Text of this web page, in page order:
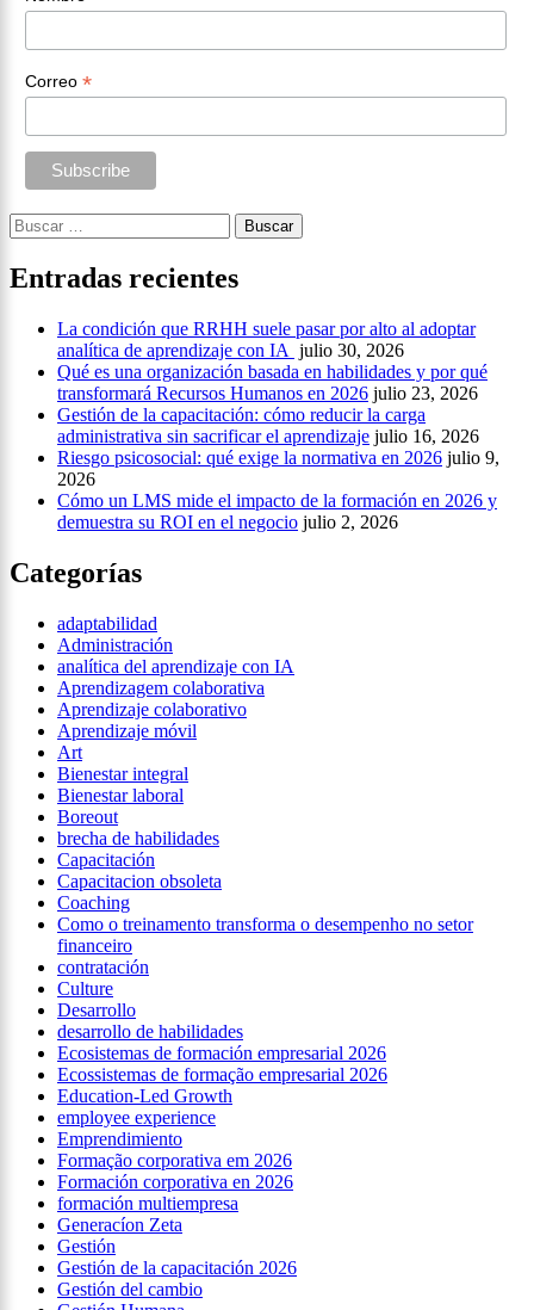
Correo *
Buscar:
Entradas recientes
La condición que RRHH suele pasar por alto al adoptar
analítica de aprendizaje con IA julio 30, 2026
Qué es una organización basada en habilidades y por qué
transformará Recursos Humanos en 2026 julio 23, 2026
Gestión de la capacitación: cómo reducir la carga
administrativa sin sacrificar el aprendizaje julio 16, 2026
Riesgo psicosocial: qué exige la normativa en 2026 julio 9,
2026
Cómo un LMS mide el impacto de la formación en 2026 y
demuestra su ROI en el negocio julio 2, 2026
Categorías
adaptabilidad
Administración
analítica del aprendizaje con IA
Aprendizagem colaborativa
Aprendizaje colaborativo
Aprendizaje móvil
Art
Bienestar integral
Bienestar laboral
Boreout
brecha de habilidades
Capacitación
Capacitacion obsoleta
Coaching
Como o treinamento transforma o desempenho no setor
financeiro
contratación
Culture
Desarrollo
desarrollo de habilidades
Ecosistemas de formación empresarial 2026
Ecossistemas de formação empresarial 2026
Education-Led Growth
employee experience
Emprendimiento
Formação corporativa em 2026
Formación corporativa en 2026
formación multiempresa
Generacíon Zeta
Gestión
Gestión de la capacitación 2026
Gestión del cambio